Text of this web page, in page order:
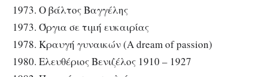
1973. Ο βάλτος Βαγγέλης
1973. Όργια σε τιμή ευκαιρίας
1978. Κραυγή γυναικών (A dream of passion)
1980. Ελευθέριος Βενιζέλος 1910 – 1927